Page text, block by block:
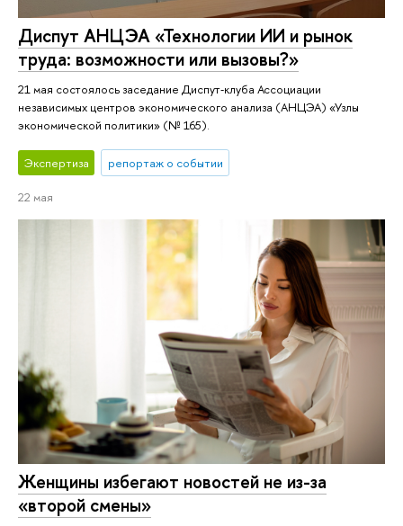
Диспут АНЦЭА «Технологии ИИ и рынок
труда: возможности или вызовы?»
21 мая состоялось заседание Диспут‑клуба Ассоциации
независимых центров экономического анализа (АНЦЭА) «Узлы
экономической политики» (№ 165).
Экспертиза репортаж о событии
22 мая
Женщины избегают новостей не из-за
«второй смены»